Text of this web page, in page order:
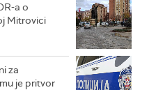
a o
Mitrovici
za
je pritvor